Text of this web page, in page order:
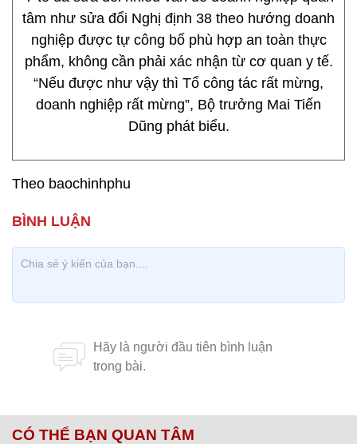
tâm như sửa đổi Nghị định 38 theo hướng doanh
nghiệp được tự công bố phù hợp an toàn thực
phẩm, không cần phải xác nhận từ cơ quan y tế.
“Nếu được như vậy thì Tổ công tác rất mừng,
doanh nghiệp rất mừng”, Bộ trưởng Mai Tiến
Dũng phát biểu.
Theo baochinhphu
CÓ THỂ BẠN QUAN TÂM